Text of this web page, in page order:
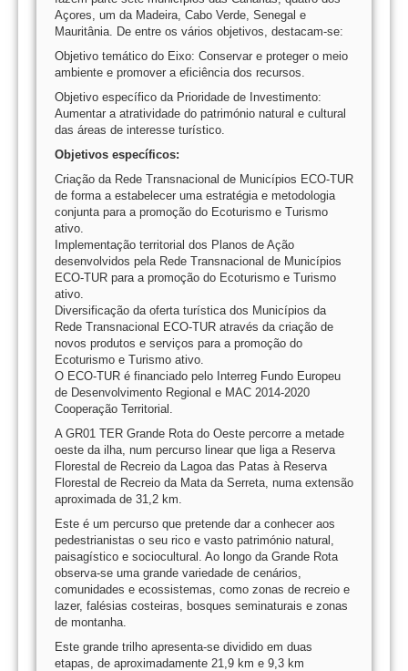
Açores, um da Madeira, Cabo Verde, Senegal e
Mauritânia. De entre os vários objetivos, destacam-se:
Objetivo temático do Eixo: Conservar e proteger o meio
ambiente e promover a eficiência dos recursos.
Objetivo específico da Prioridade de Investimento:
Aumentar a atratividade do património natural e cultural
das áreas de interesse turístico.
Objetivos específicos:
Criação da Rede Transnacional de Municípios ECO-TUR
de forma a estabelecer uma estratégia e metodologia
conjunta para a promoção do Ecoturismo e Turismo
ativo.
Implementação territorial dos Planos de Ação
desenvolvidos pela Rede Transnacional de Municípios
ECO-TUR para a promoção do Ecoturismo e Turismo
ativo.
Diversificação da oferta turística dos Municípios da
Rede Transnacional ECO-TUR através da criação de
novos produtos e serviços para a promoção do
Ecoturismo e Turismo ativo.
O ECO-TUR é financiado pelo Interreg Fundo Europeu
de Desenvolvimento Regional e MAC 2014-2020
Cooperação Territorial.
A GR01 TER Grande Rota do Oeste percorre a metade
oeste da ilha, num percurso linear que liga a Reserva
Florestal de Recreio da Lagoa das Patas à Reserva
Florestal de Recreio da Mata da Serreta, numa extensão
aproximada de 31,2 km.
Este é um percurso que pretende dar a conhecer aos
pedestrianistas o seu rico e vasto património natural,
paisagístico e sociocultural. Ao longo da Grande Rota
observa-se uma grande variedade de cenários,
comunidades e ecossistemas, como zonas de recreio e
lazer, falésias costeiras, bosques seminaturais e zonas
de montanha.
Este grande trilho apresenta-se dividido em duas
etapas, de aproximadamente 21,9 km e 9,3 km